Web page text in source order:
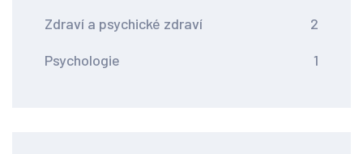
Zdraví a psychické zdraví 2
Psychologie 1